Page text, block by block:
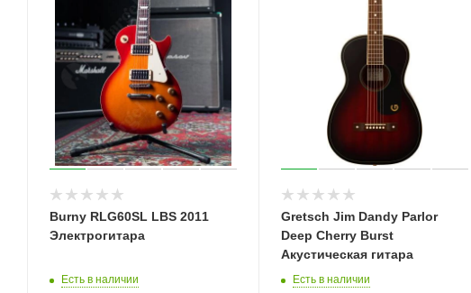
Burny RLG60SL LBS 2011
Электрогитара
Есть в наличии
Gretsch Jim Dandy Parlor
Deep Cherry Burst
Акустическая гитара
Есть в наличии